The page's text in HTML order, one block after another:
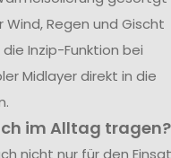
Regen und Gischt
Inzip-Funktion bei
Midlayer direkt in die
im Alltag tragen?
nicht nur für den